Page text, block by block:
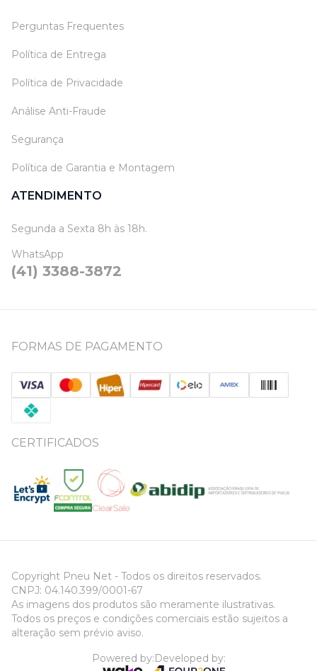
Perguntas Frequentes
Política de Entrega
Política de Privacidade
Análise Anti-Fraude
Segurança
Política de Garantia e Montagem
ATENDIMENTO
Segunda a Sexta 8h às 18h.
WhatsApp
(41) 3388-3872
FORMAS DE PAGAMENTO
CERTIFICADOS
Copyright Pneu Net - Todos os direitos reservados.
CNPJ: 04.140.399/0001-67
As imagens dos produtos são meramente ilustrativas.
Todos os preços e condições comerciais estão sujeitos a
alteração sem prévio aviso.
Powered by: Developed by: